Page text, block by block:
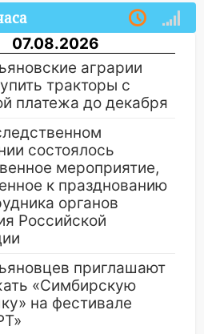
07.08.2026
аграрии
тракторы с
платежа до декабря
состоялось
мероприятие,
к празднованию
органов
Российской
приглашают
«Симбирскую
на фестивале